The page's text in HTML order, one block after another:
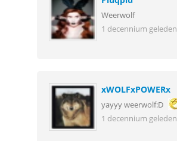
Weerwolf
1 decennium geleden
xWOLFxPOWERx
yayyy weerwolf:D
1 decennium geleden